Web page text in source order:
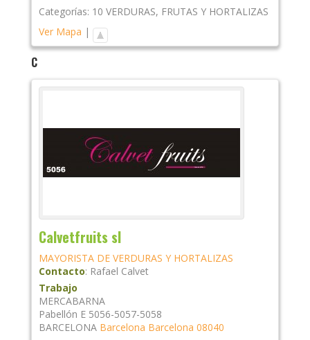
Categorías: 10 VERDURAS, FRUTAS Y HORTALIZAS
Ver Mapa |
C
Calvetfruits sl
MAYORISTA DE VERDURAS Y HORTALIZAS
Contacto: Rafael Calvet
Trabajo
MERCABARNA
Pabellón E 5056-5057-5058
BARCELONA Barcelona Barcelona 08040